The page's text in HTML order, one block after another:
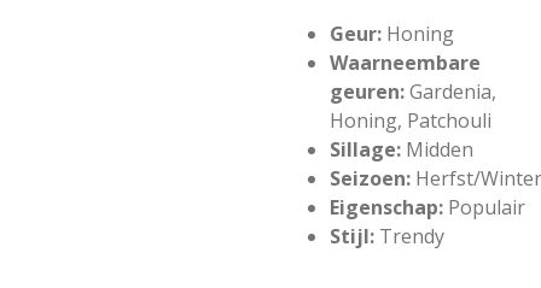
Geur: Honing
Waarneembare
geuren:Gardenia,
Honing, Patchouli
Sillage: Midden
Seizoen: Herfst/Winter
Eigenschap: Populair
Stijl: Trendy